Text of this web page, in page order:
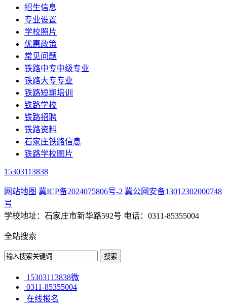
招生信息
专业设置
学校照片
优惠政策
常见问题
铁路中专中级专业
铁路大专专业
铁路短期培训
铁路学校
铁路招聘
铁路资料
石家庄铁路信息
铁路学校图片
15303113838
网站地图 冀ICP备2024075806号-2 冀公网安备13012302000748
号
学校地址：石家庄市新华路592号 电话：0311-85355004
全站搜索
15303113838微
0311-85355004
在线报名